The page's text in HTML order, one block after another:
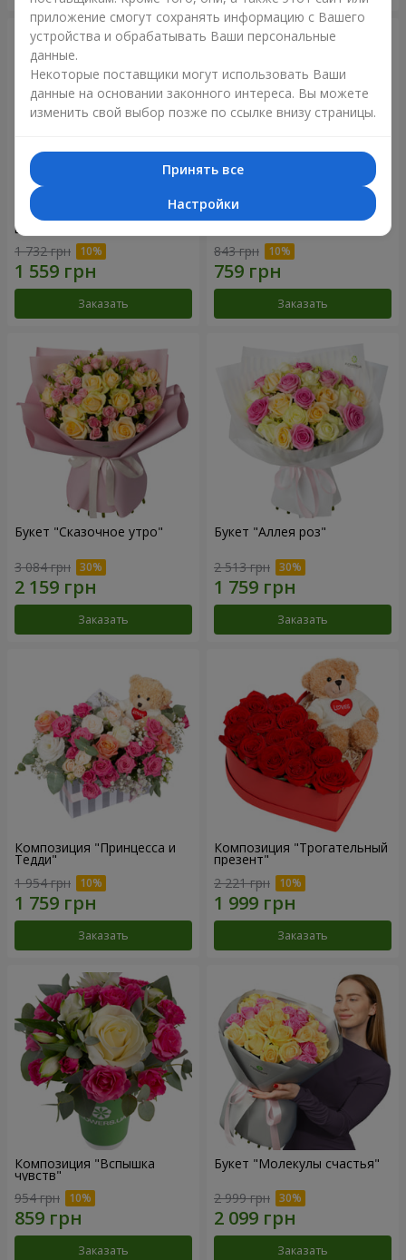
Букет "Розовый вкус
ванили"
1 732 грн
Заказать
Букет "Blueberry"
843 грн
Заказать
Букет "Сказочное утро"
3 084 грн
Заказать
Букет "Аллея роз"
2 513 грн
Заказать
Композиция "Принцесса и
Тедди"
1 954 грн
Заказать
Композиция "Трогательный
презент"
2 221 грн
Заказать
Композиция "Вспышка
чувств"
954 грн
Заказать
Букет "Молекулы счастья"
2 999 грн
Заказать
приложение смогут сохранять информацию с Вашего
устройства и обрабатывать Ваши персональные
данные.
Некоторые поставщики могут использовать Ваши
данные на основании законного интереса. Вы можете
изменить свой выбор позже по ссылке внизу страницы.
Принять все
Настройки